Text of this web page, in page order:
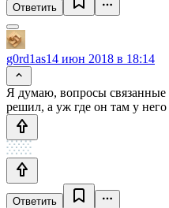
Ответить
g0rd1as14 июн 2018 в 18:14
Я думаю, вопросы
решил, а уж где он там у
Ответить